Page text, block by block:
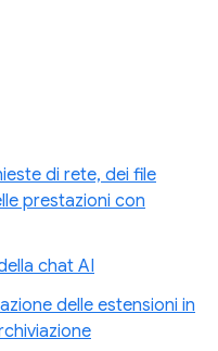
di rete, dei file
prestazioni con
chat AI
delle estensioni in